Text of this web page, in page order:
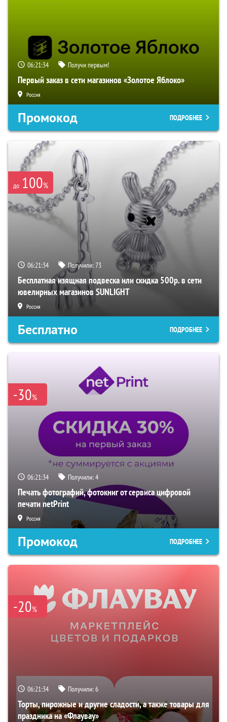
06:21:33 Получи первым!
Первый заказ в сети магазинов «Золотое Яблоко»
Россия
Промокод ПОДРОБНЕЕ
до 100%
06:21:33 Получили:73
Бесплатная изящная подвеска или скидка 500р. в сети
ювелирных магазинов SUNLIGHT
Россия
Бесплатно ПОДРОБНЕЕ
-30%
06:21:33 Получили:4
Печать фотографий, фотокниг от сервиса цифровой
печати netPrint
Россия
Промокод ПОДРОБНЕЕ
-20%
06:21:33 Получили:6
Торты, пирожные и другие сладости, а также товары для
праздника на «Флаувау»